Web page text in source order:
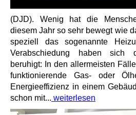
(DJD). Wenig hat die
diesem Jahr so sehr bewegt wie
speziell das sogenannte
Verabschiedung haben sich
beruhigt: In den allermeisten
funktionierende Gas- oder
Energieeffizienz in einem
schon mit... weiterlesen